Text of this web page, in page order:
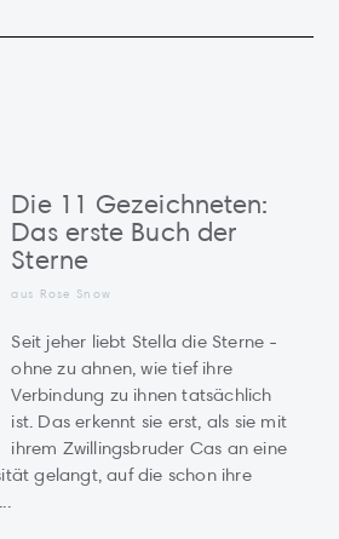
Die 11 Gezeichneten:
Das erste Buch der
Sterne
aus Rose Snow
Seit jeher liebt Stella die Sterne -
ohne zu ahnen, wie tief ihre
Verbindung zu ihnen tatsächlich
ist. Das erkennt sie erst, als sie mit
ihrem Zwillingsbruder Cas an eine
gelangt, auf die schon ihre